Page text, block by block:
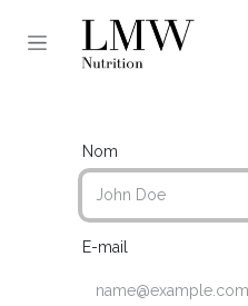
Nom
E-mail